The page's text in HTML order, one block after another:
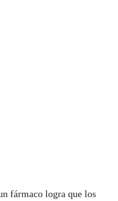
fármaco logra que los